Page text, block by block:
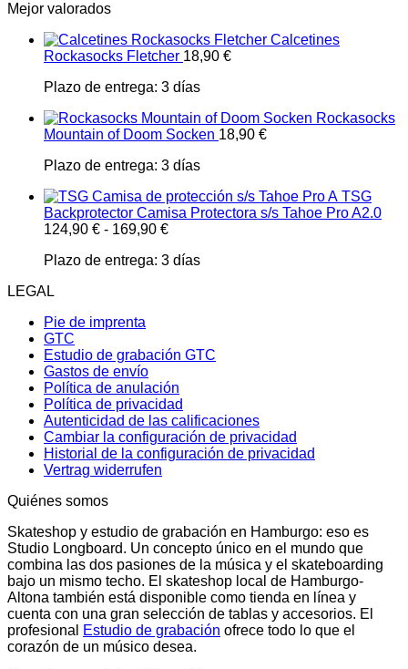
Mejor valorados
Calcetines
Rockasocks Fletcher 18,90 €
Plazo de entrega: 3 días
Rockasocks
Mountain of Doom Socken 18,90 €
Plazo de entrega: 3 días
TSG
Backprotector Camisa Protectora s/s Tahoe Pro A2.0
124,90 € - 169,90 €
Plazo de entrega: 3 días
LEGAL
Pie de imprenta
GTC
Estudio de grabación GTC
Gastos de envío
Política de anulación
Política de privacidad
Autenticidad de las calificaciones
Cambiar la configuración de privacidad
Historial de la configuración de privacidad
Vertrag widerrufen
Quiénes somos
Skateshop y estudio de grabación en Hamburgo: eso es
Studio Longboard. Un concepto único en el mundo que
combina las dos pasiones de la música y el skateboarding
bajo un mismo techo. El skateshop local de Hamburgo-
Altona también está disponible como tienda en línea y
cuenta con una gran selección de tablas y accesorios. El
profesional
Estudio de grabación ofrece todo lo que el
corazón de un músico desea.